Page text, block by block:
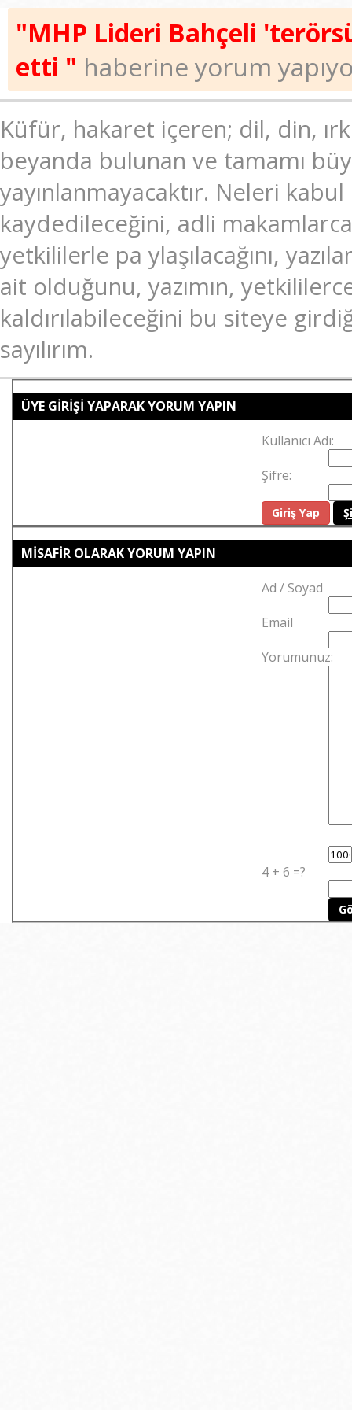
"MHP Lideri Bahçeli
etti " haberine yorum
Küfür, hakaret içeren; dil, din, ırk
beyanda bulunan ve tamamı
yayınlanmayacaktır. Neleri
kaydedileceğini, adli
yetkililerle pa ylaşılacağını,
ait olduğunu, yazımın,
kaldırılabileceğini bu siteye
sayılırım.
ÜYE GİRİŞİ YAPARAK YORUM YAPIN
Kullanıcı Adı:
Şifre:
MİSAFİR OLARAK YORUM YAPIN
Ad / Soyad
Email
Yorumunuz:
4 + 6 =?